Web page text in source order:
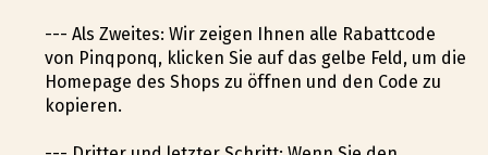
--- Als Zweites: Wir zeigen Ihnen alle Rabattcode
von Pinqponq, klicken Sie auf das gelbe Feld, um die
Homepage des Shops zu öffnen und den Code zu
kopieren.